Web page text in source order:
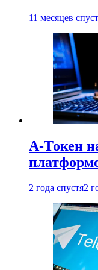
11 месяцев
А-Токен
2 года спустя2